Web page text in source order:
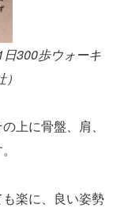
日300歩ウォーキ
上に骨盤、肩、
楽に、良い姿勢